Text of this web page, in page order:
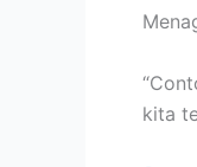
kita